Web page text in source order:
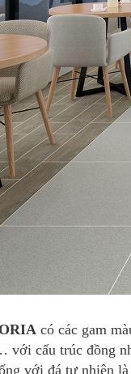
có các gam
với cấu trúc đồng
với đá tự nhiên